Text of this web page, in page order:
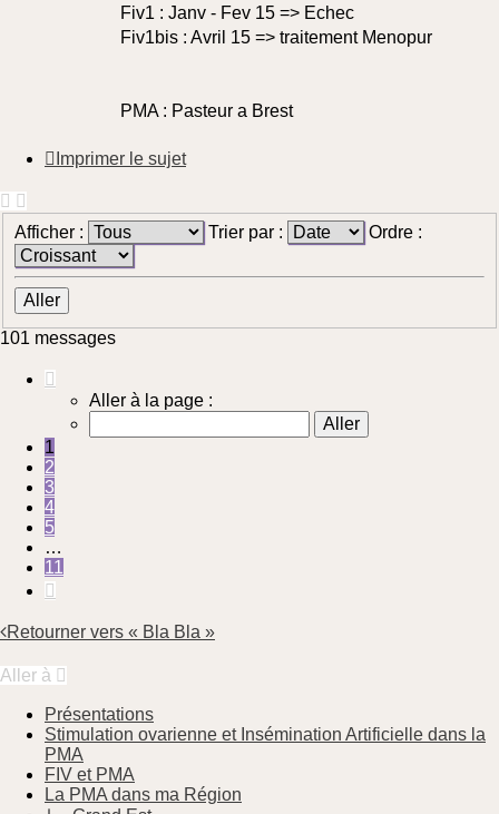
Fiv1 : Janv - Fev 15 => Echec
Fiv1bis : Avril 15 => traitement Menopur
PMA : Pasteur a Brest
Imprimer le sujet
Afficher : Trier par : Ordre :
101 messages
11
Aller à la page :
1
2
3
4
5
…
11
Retourner vers « Bla Bla »
Aller à
Présentations
Stimulation ovarienne et Insémination Artificielle dans la
PMA
FIV et PMA
La PMA dans ma Région